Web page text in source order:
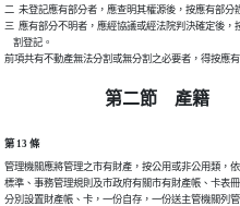
二  未登記應有部分者，應查明其權源後，按應有部分
三  應有部分不明者，應經協議或經法院判決確定後，
    割登記。
前項共有不動產無法分割或無分割之必要者，得按應
第二節 產籍
第 13 條
管理機關應將管理之市有財產，按公用或非公用類，
標準、事務管理規則及市政府有關市有財產帳、卡表
分別設置財產帳、卡，一份自存，一份送主管機關列